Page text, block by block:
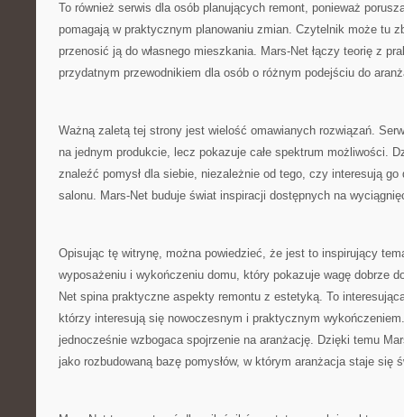
To również serwis dla osób planujących remont, ponieważ
pomagają w praktycznym planowaniu zmian. Czytelnik może tu
przenosić ją do własnego mieszkania. Mars-Net łączy teorię z
przydatnym przewodnikiem dla osób o różnym podejściu do
Ważną zaletą tej strony jest wielość omawianych rozwiązań.
na jednym produkcie, lecz pokazuje całe spektrum możliwości.
znaleźć pomysł dla siebie, niezależnie od tego, czy interesują go
salonu. Mars-Net buduje świat inspiracji dostępnych na
Opisując tę witrynę, można powiedzieć, że jest to inspirujący
wyposażeniu i wykończeniu domu, który pokazuje wagę dobrze
Net spina praktyczne aspekty remontu z estetyką. To
którzy interesują się nowoczesnym i praktycznym
jednocześnie wzbogaca spojrzenie na aranżację. Dzięki temu
jako rozbudowaną bazę pomysłów, w którym aranżacja staje się